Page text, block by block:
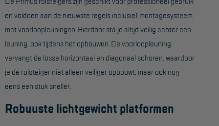
Industrieel onderhoud
Telescoop hoogwerkers
Knikarmhoogwerkers
Masthoogwerkers
en voldoen aan de nieuwste regels inclusief montagesysteem
met voorloopleuningen. Hierdoor sta je altijd veilig achter een
leuning, ook tijdens het opbouwen. De voorloopleuning
vervangt de losse horizontaal en diagonaal schoren, waardoor
je de rolsteiger niet alleen veiliger opbouwt, maar ook nog
eens een stuk sneller.
Robuuste lichtgewicht platformen